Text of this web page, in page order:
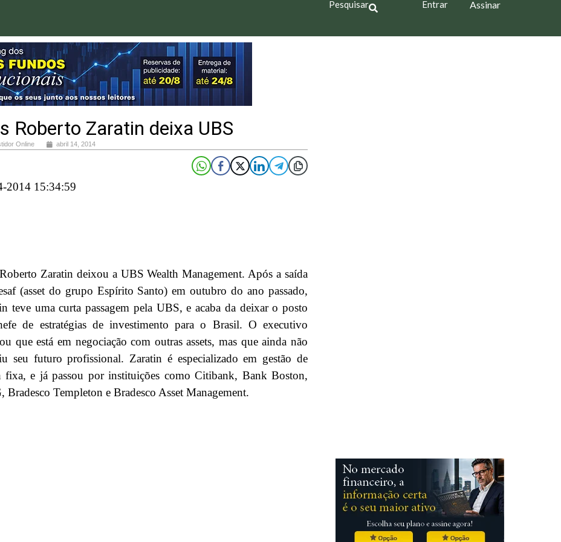
Pesquisar Entrar Assinar
Roberto Zaratin deixa UBS
Online abril 14, 2014
2014 15:34:59
Zaratin deixou a UBS Wealth Management. Após a saída
(asset do grupo Espírito Santo) em outubro do ano passado,
teve uma curta passagem pela UBS, e acaba da deixar o posto
de estratégias de investimento para o Brasil. O executivo
que está em negociação com outras assets, mas que ainda não
seu futuro profissional. Zaratin é especializado em gestão de
fixa, e já passou por instituições como Citibank, Bank Boston,
Bradesco Templeton e Bradesco Asset Management.